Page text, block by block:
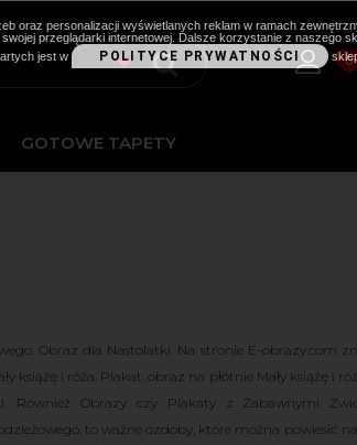
0
GOTOWE TAPETY
Obraz dla Nastolatki. Na stronie E-obrazy.com
książę i róża. Plakat, obraz na płótnie Mały książę i
Również Obrazy czy Plakaty z Zabawnymi
to ważne ozdoby, które można powiesić
oraz personalizacji wyświetlanych reklam w ramach
przeglądarki internetowej. Dalsze korzystanie z naszego
jest w
POLITYCE PRYWATNOŚCI